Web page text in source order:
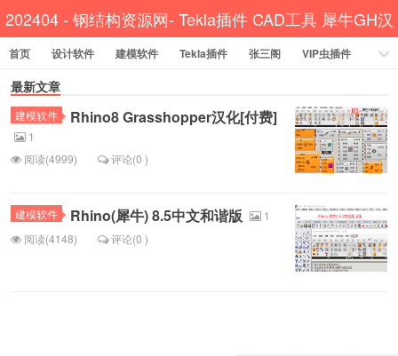
202404 - 钢结构资源网- Tekla插件 CAD工具 犀牛GH汉
化
首页 设计软件 建模软件 Tekla插件 张三阁
VIP虫插件
CAD插件
资讯教程
工程模型 关于网站
最新文章
建模软件 Rhino8 Grasshopper汉化[付费]
1
阅读(4999)
评论(0 )
建模软件 Rhino(犀牛) 8.5中文和谐版
1
阅读(4148)
评论(0 )